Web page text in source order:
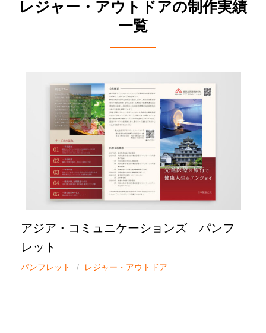
レジャー・アウトドアの制作実績
一覧
アジア・コミュニケーションズ パンフ
レット
パンフレット レジャー・アウトドア